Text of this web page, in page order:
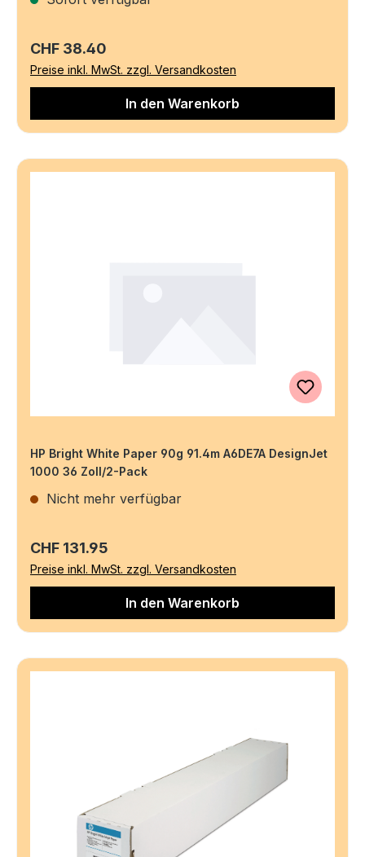
Regulärer Preis:
CHF 38.40
Preise inkl. MwSt. zzgl. Versandkosten
In den Warenkorb
HP Bright White Paper 90g 91.4m A6DE7A DesignJet
1000 36 Zoll/2-Pack
Nicht mehr verfügbar
Regulärer Preis:
CHF 131.95
Preise inkl. MwSt. zzgl. Versandkosten
In den Warenkorb